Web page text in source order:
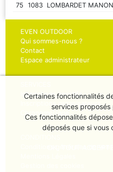
75
1083 LOMBARDET MANON
EVEN OUTDOOR
Qui sommes-nous ?
Contact
Espace administrateur
Inscriptions sportifs
Inscriptions organisateurs
Chronométrage
Certaines fonctionnalités
services proposés
Ces fonctionnalités
déposés que si vous